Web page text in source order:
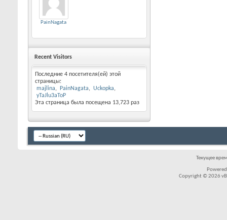
PainNagata
Recent Visitors
Последние 4 посетителя(ей) этой
страницы:
majlina
PainNagata
Uckopka
yTaJlu3aToP
Эта страница была посещена 13,723 раз
Текущее
Copyright © 2026